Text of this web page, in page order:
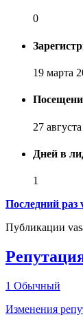
0
19 марта
27
Дней в
1
Последний раз
Публикации
1 Обычный
Изменения